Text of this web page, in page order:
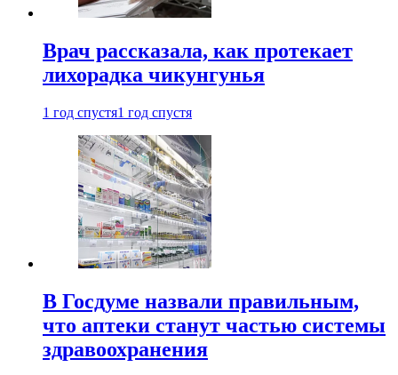
Врач рассказала, как протекает
лихорадка чикунгунья
1 год спустя1 год спустя
В Госдуме назвали правильным,
что аптеки станут частью системы
здравоохранения